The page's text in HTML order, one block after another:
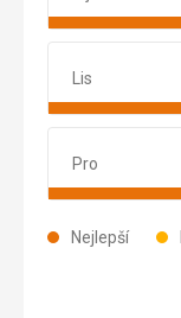
Nejlepší
Listopad
Lis
Prosinec
Pro